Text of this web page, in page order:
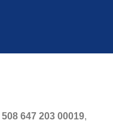
508 647 203 00019,